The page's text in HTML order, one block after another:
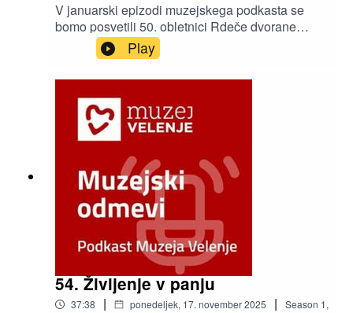
V januarski epizodi muzejskega podkasta se
bomo posvetili 50. obletnici Rdeče dvorane
Velenje. Pred mikrofon smo povabili nekdanjega
in sedanjega direktorja Rdeče dvorane Marjana
Klepca in Dmitrija Amona.
Play
54. Življenje v panju
37:38 | ponedeljek, 17. november 2025 | Season 1,